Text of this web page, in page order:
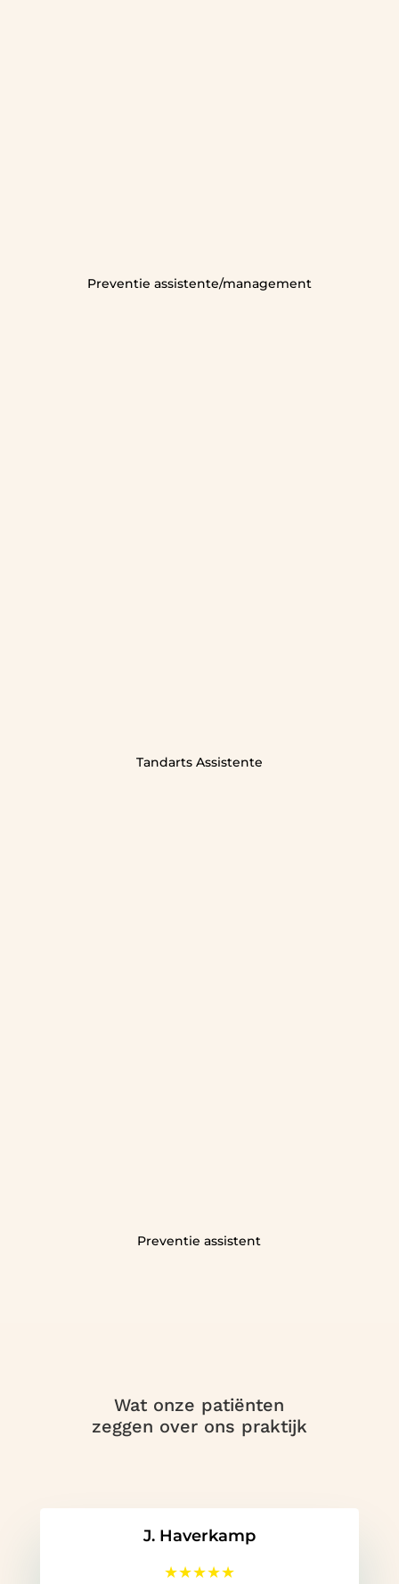
Preventie assistente/management
Tandarts Assistente
Preventie assistent
Wat onze patiënten
zeggen over ons praktijk
J. Haverkamp
★★★★★